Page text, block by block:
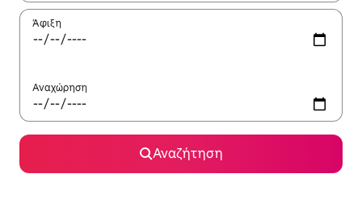
Άφιξη
Αναχώρηση
Αναζήτηση